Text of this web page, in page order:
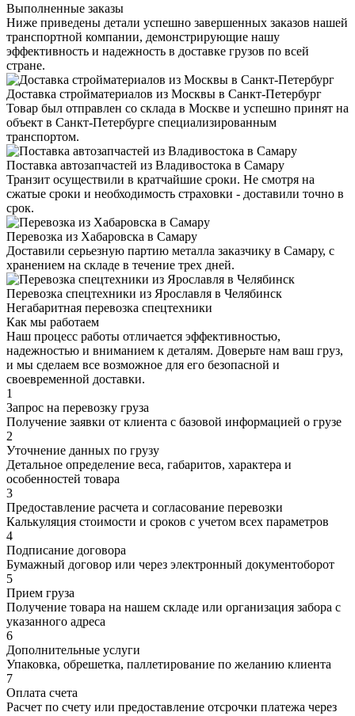
Выполненные заказы
Ниже приведены детали успешно завершенных заказов нашей
транспортной компании, демонстрирующие нашу
эффективность и надежность в доставке грузов по всей
стране.
Доставка стройматериалов из Москвы в Санкт-Петербург
Товар был отправлен со склада в Москве и успешно принят на
объект в Санкт-Петербурге специализированным
транспортом.
Поставка автозапчастей из Владивостока в Самару
Транзит осуществили в кратчайшие сроки. Не смотря на
сжатые сроки и необходимость страховки - доставили точно в
срок.
Перевозка из Хабаровска в Самару
Доставили серьезную партию металла заказчику в Самару, с
хранением на складе в течение трех дней.
Перевозка спецтехники из Ярославля в Челябинск
Негабаритная перевозка спецтехники
Как мы работаем
Наш процесс работы отличается эффективностью,
надежностью и вниманием к деталям. Доверьте нам ваш груз,
и мы сделаем все возможное для его безопасной и
своевременной доставки.
1
Запрос на перевозку груза
Получение заявки от клиента с базовой информацией о грузе
2
Уточнение данных по грузу
Детальное определение веса, габаритов, характера и
особенностей товара
3
Предоставление расчета и согласование перевозки
Калькуляция стоимости и сроков с учетом всех параметров
4
Подписание договора
Бумажный договор или через электронный документоборот
5
Прием груза
Получение товара на нашем складе или организация забора с
указанного адреса
6
Дополнительные услуги
Упаковка, обрешетка, паллетирование по желанию клиента
7
Оплата счета
Расчет по счету или предоставление отсрочки платежа через